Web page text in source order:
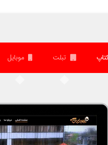
تبلت موبایل